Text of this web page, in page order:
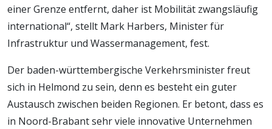
einer Grenze entfernt, daher ist Mobilität zwangsläufig
international“, stellt Mark Harbers, Minister für
Infrastruktur und Wassermanagement, fest.
Der baden-württembergische Verkehrsminister freut
sich in Helmond zu sein, denn es besteht ein guter
Austausch zwischen beiden Regionen. Er betont, dass es
in Noord-Brabant sehr viele innovative Unternehmen